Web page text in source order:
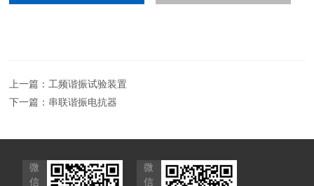
上一篇： 工频谐振试验装置
下一篇： 串联谐振电抗器
微
信
微
信